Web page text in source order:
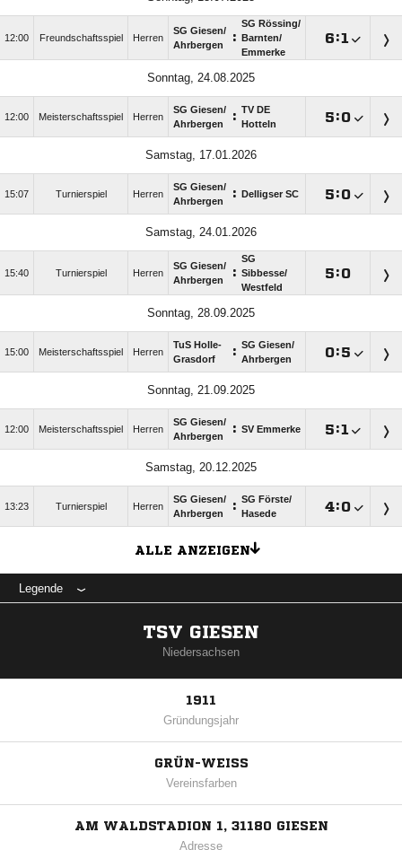
12:00 Freundschaftsspiel Herren
SG Giesen/​
Ahrbergen
:
SG Rössing/​
Barnten/​
Emmerke
:
Sonntag, 24.08.2025
12:00 Meisterschaftsspiel Herren
SG Giesen/​
Ahrbergen
: TV DE
Hotteln
:
Samstag, 17.01.2026
15:07 Turnierspiel Herren
SG Giesen/​
Ahrbergen
: Delligser SC :
Samstag, 24.01.2026
15:40 Turnierspiel Herren
SG Giesen/​
Ahrbergen
:
SG
Sibbesse/​
Westfeld
:
Sonntag, 28.09.2025
15:00 Meisterschaftsspiel Herren
TuS Holle-
Grasdorf
: SG Giesen/​
Ahrbergen
:
Sonntag, 21.09.2025
12:00 Meisterschaftsspiel Herren
SG Giesen/​
Ahrbergen
: SV Emmerke :
Samstag, 20.12.2025
13:23 Turnierspiel Herren
SG Giesen/​
Ahrbergen
: SG Förste/​
Hasede
:
ALLE ANZEIGEN
Legende
TSV GIESEN
Niedersachsen
1911
Gründungsjahr
GRÜN-WEISS
Vereinsfarben
AM WALDSTADION 1, 31180 GIESEN
Adresse